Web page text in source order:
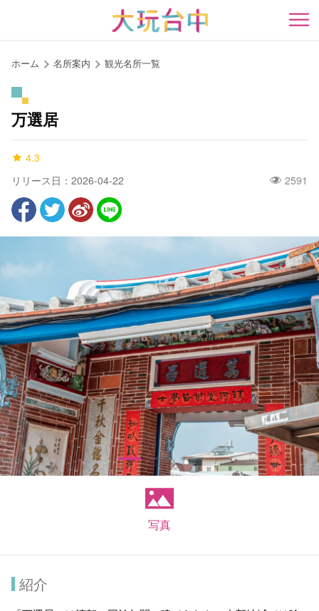
開
ホーム 名所案内 観光名所一覧
万選居
4.3
リリース日：2026-04-22
2591
写真
紹介